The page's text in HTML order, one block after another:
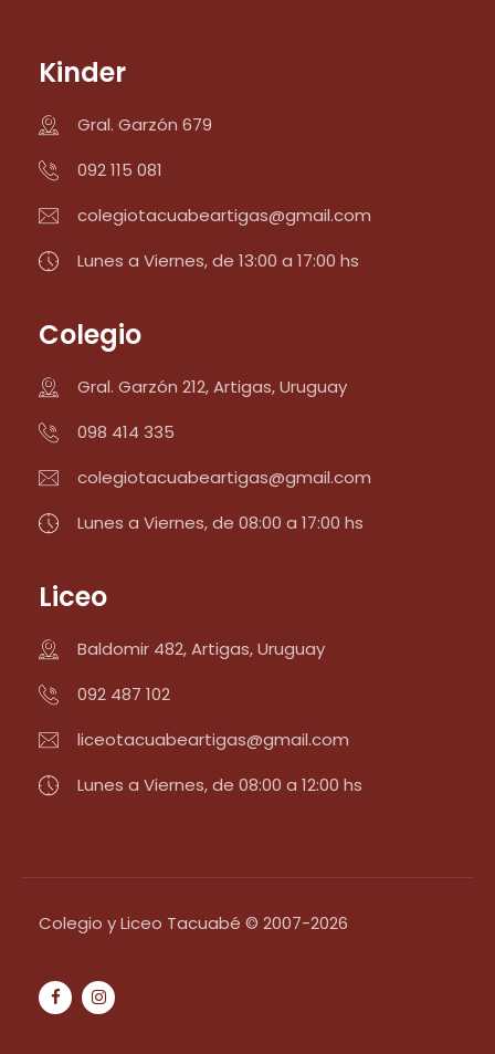
Kinder
Gral. Garzón 679
092 115 081
colegiotacuabeartigas@gmail.com
Lunes a Viernes, de 13:00 a 17:00 hs
Colegio
Gral. Garzón 212, Artigas, Uruguay
098 414 335
colegiotacuabeartigas@gmail.com
Lunes a Viernes, de 08:00 a 17:00 hs
Liceo
Baldomir 482, Artigas, Uruguay
092 487 102
liceotacuabeartigas@gmail.com
Lunes a Viernes, de 08:00 a 12:00 hs
Colegio y Liceo Tacuabé © 2007-2026